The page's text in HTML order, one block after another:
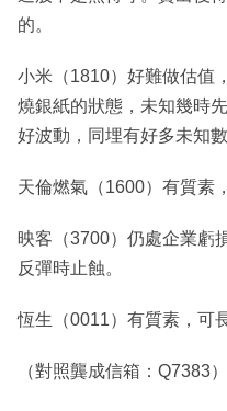
的。
小米（1810）好難做估值
燒銀紙的狀態，未知幾時
好波動，同埋有好多未知
天倫燃氣（1600）有質素
映客（3700）仍處企業虧
反彈時止蝕。
恆生（0011）有質素，可
（對照龔成信箱：Q7383）